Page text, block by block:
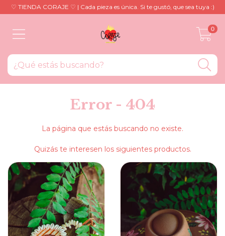
♡ TIENDA CORAJE ♡ | Cada pieza es única. Si te gustó, que sea tuya :)
0
Error - 404
La página que estás buscando no existe.
Quizás te interesen los siguientes productos.